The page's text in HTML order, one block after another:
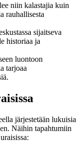
niin kalastajia kuin
rauhallisesta
sijaitseva
historiaa ja
luontoon
tarjoaa
järjestetään lukuisia
Näihin tapahtumiin